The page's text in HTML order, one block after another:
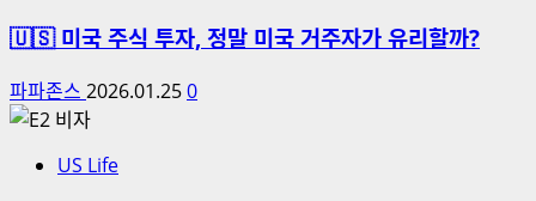
🇺🇸 미국 주식 투자, 정말 미국 거주자가 유리할까?
파파존스 2026.01.250
US Life